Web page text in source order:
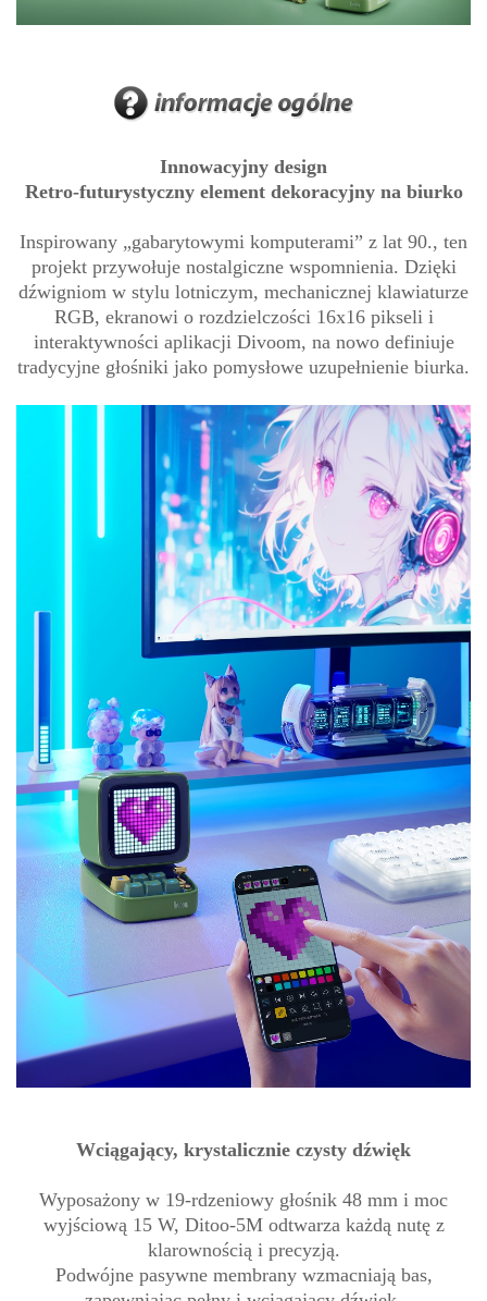
Innowacyjny design
Retro-futurystyczny element dekoracyjny na biurko
Inspirowany „gabarytowymi komputerami” z lat 90., ten
projekt przywołuje nostalgiczne wspomnienia. Dzięki
dźwigniom w stylu lotniczym, mechanicznej klawiaturze
RGB, ekranowi o rozdzielczości 16x16 pikseli i
interaktywności aplikacji Divoom, na nowo definiuje
tradycyjne głośniki jako pomysłowe uzupełnienie biurka.
Wciągający, krystalicznie czysty dźwięk
Wyposażony w 19-rdzeniowy głośnik 48 mm i moc
wyjściową 15 W, Ditoo-5M odtwarza każdą nutę z
klarownością i precyzją.
Podwójne pasywne membrany wzmacniają bas,